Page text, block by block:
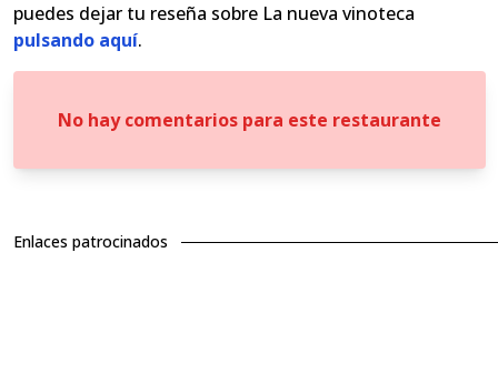
puedes dejar tu reseña sobre La nueva vinoteca
pulsando aquí.
No hay comentarios para este restaurante
Enlaces patrocinados